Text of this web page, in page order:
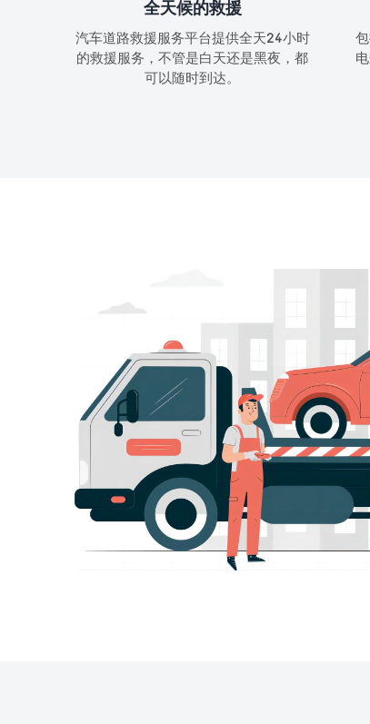
全天候的救援
汽车道路救援服务平台提供全天24小时
的救援服务，不管是白天还是黑夜，都
可以随时到达。